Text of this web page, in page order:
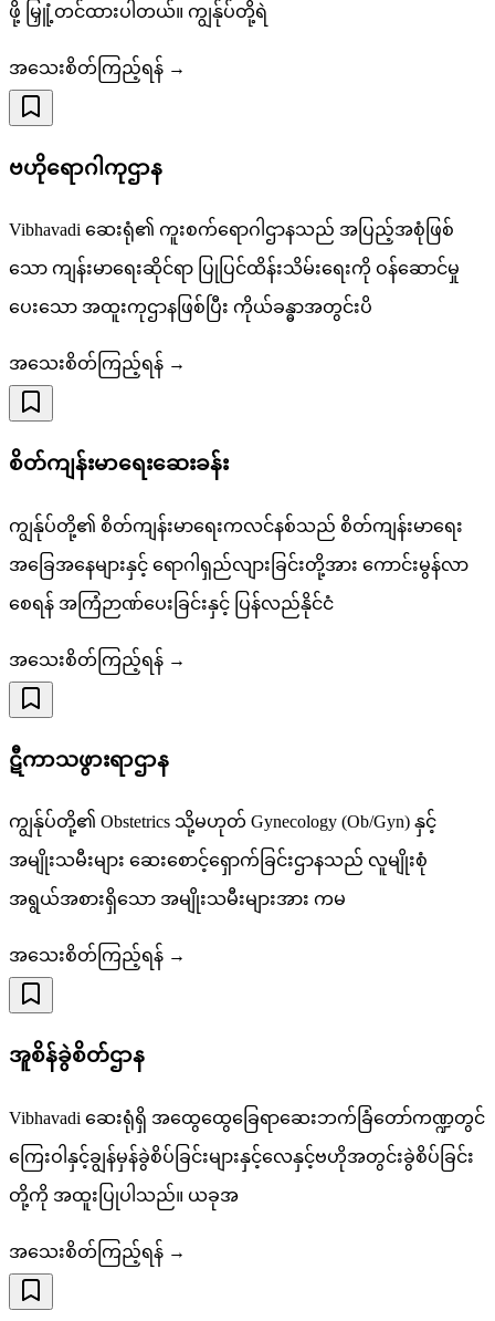
ဖို့ မြှူံ့တင်ထားပါတယ်။ ကျွန်ုပ်တို့ရဲ
အသေးစိတ်ကြည့်ရန် →
ဗဟိုရောဂါကုဌာန
Vibhavadi ဆေးရုံ၏ ကူးစက်ရောဂါဌာနသည် အပြည့်အစုံဖြစ်
သော ကျန်းမာရေးဆိုင်ရာ ပြုပြင်ထိန်းသိမ်းရေးကို ဝန်ဆောင်မှု
ပေးသော အထူးကုဌာနဖြစ်ပြီး ကိုယ်ခန္ဓာအတွင်းပိ
အသေးစိတ်ကြည့်ရန် →
စိတ်ကျန်းမာရေးဆေးခန်း
ကျွန်ုပ်တို့၏ စိတ်ကျန်းမာရေးကလင်နစ်သည် စိတ်ကျန်းမာရေး
အခြေအနေများနှင့် ရောဂါရှည်လျားခြင်းတို့အား ကောင်းမွန်လာ
စေရန် အကြံဉာဏ်ပေးခြင်းနှင့် ပြန်လည်နိုင်ငံ
အသေးစိတ်ကြည့်ရန် →
ဋီကာသဖွားရာဌာန
ကျွန်ုပ်တို့၏ Obstetrics သို့မဟုတ် Gynecology (Ob/Gyn) နှင့်
အမျိုးသမီးများ ဆေးစောင့်ရှောက်ခြင်းဌာနသည် လူမျိုးစုံ
အရွယ်အစားရှိသော အမျိုးသမီးများအား ကမ
အသေးစိတ်ကြည့်ရန် →
အူစိန်ခွဲစိတ်ဌာန
Vibhavadi ဆေးရုံရှိ အထွေထွေခြေရာဆေးဘက်ခြံတော်ကဏ္ဍတွင်
ကြေးဝါနှင့်ချွန်မှန်ခွဲစိပ်ခြင်းများနှင့်လေနှင့်ဗဟိုအတွင်းခွဲစိပ်ခြင်း
တို့ကို အထူးပြုပါသည်။ ယခုအ
အသေးစိတ်ကြည့်ရန် →